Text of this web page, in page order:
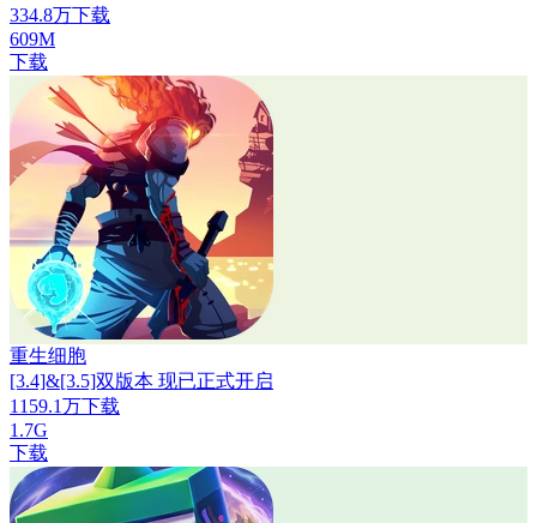
334.8万下载
609M
下载
重生细胞
[3.4]&[3.5]双版本 现已正式开启
1159.1万下载
1.7G
下载